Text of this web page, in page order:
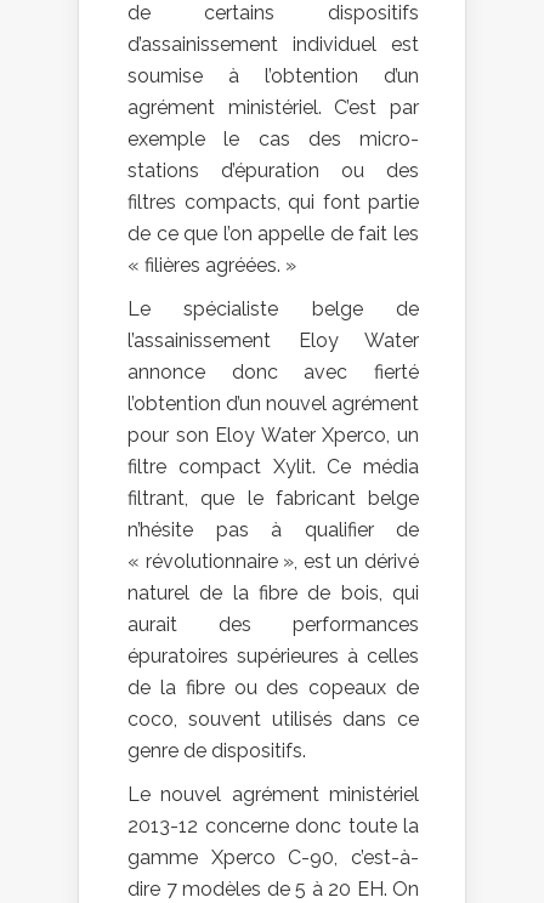
de certains dispositifs
d’assainissement individuel est
soumise à l’obtention d’un
agrément ministériel. C’est par
exemple le cas des micro-
stations d’épuration ou des
filtres compacts, qui font partie
de ce que l’on appelle de fait les
« filières agréées. »
Le spécialiste belge de
l’assainissement Eloy Water
annonce donc avec fierté
l’obtention d’un nouvel agrément
pour son Eloy Water Xperco, un
filtre compact Xylit. Ce média
filtrant, que le fabricant belge
n’hésite pas à qualifier de
« révolutionnaire », est un dérivé
naturel de la fibre de bois, qui
aurait des performances
épuratoires supérieures à celles
de la fibre ou des copeaux de
coco, souvent utilisés dans ce
genre de dispositifs.
Le nouvel agrément ministériel
2013-12 concerne donc toute la
gamme Xperco C-90, c’est-à-
dire 7 modèles de 5 à 20 EH. On